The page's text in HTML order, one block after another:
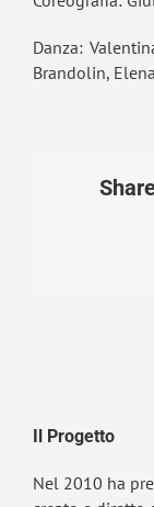
Coreografia:
Danza:
Brandolin,
Il Progetto
Nel 2010 ha